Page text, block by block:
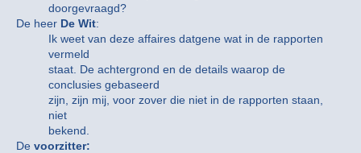
doorgevraagd?
De heer De Wit:
Ik weet van deze affaires datgene wat in de rapporten
vermeld
staat. De achtergrond en de details waarop de
conclusies gebaseerd
zijn, zijn mij, voor zover die niet in de rapporten staan,
niet
bekend.
De voorzitter: